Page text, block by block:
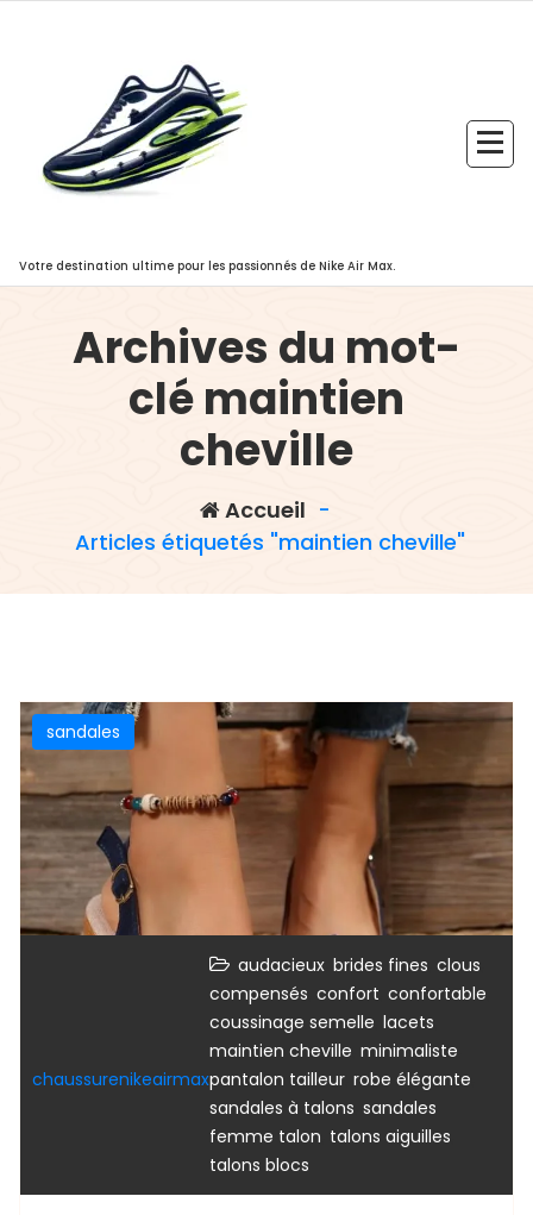
Votre destination ultime pour les passionnés de Nike Air Max.
Archives du mot-
clé maintien
cheville
Accueil -
Articles étiquetés "maintien cheville"
sandales
chaussurenikeairmax
audacieux brides fines clous
compensés confort confortable
coussinage semelle lacets
maintien cheville minimaliste
pantalon tailleur robe élégante
sandales à talons sandales
femme talon talons aiguilles
talons blocs